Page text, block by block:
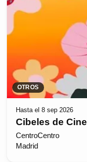
OTROS
Hasta el 8 sep 2026
Cibeles de Cine
CentroCentro
Madrid